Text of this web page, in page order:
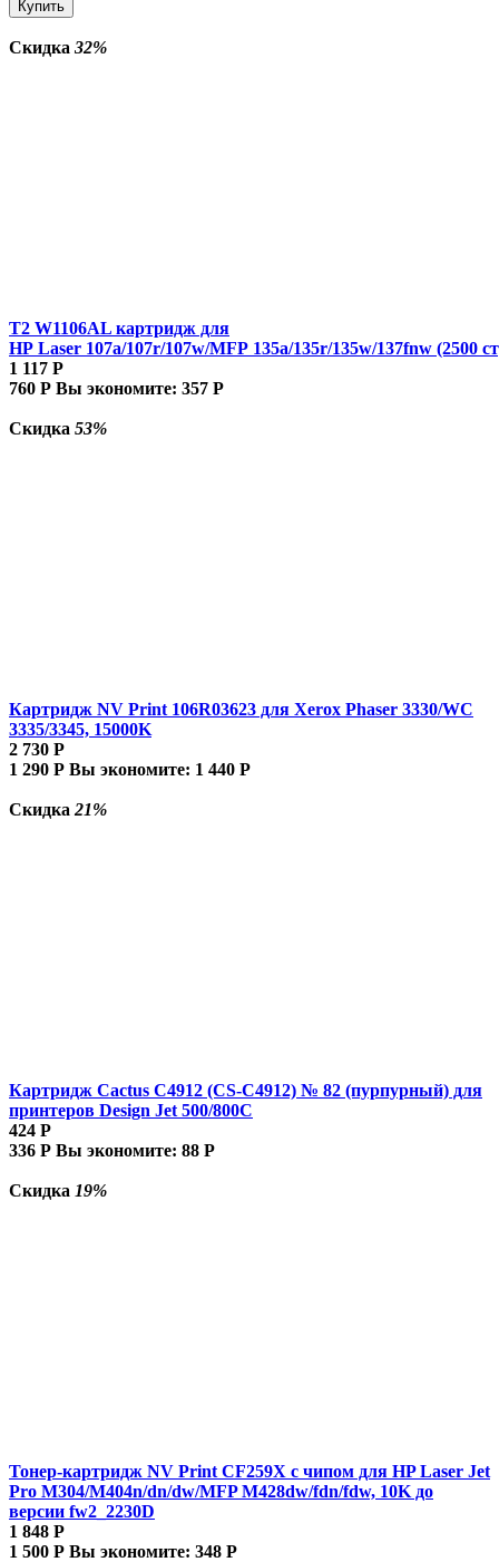
Купить
Скидка 32%
T2 W1106AL картридж для
HP Laser 107a/107r/107w/MFP 135a/135r/135w/137fnw (2500
1 117 Р
760 Р Вы экономите: 357 Р
Скидка 53%
Картридж NV Print 106R03623 для Xerox Phaser 3330/WC
3335/3345, 15000K
2 730 Р
1 290 Р Вы экономите: 1 440 Р
Скидка 21%
Картридж Cactus C4912 (CS-C4912) № 82 (пурпурный) для
принтеров Design Jet 500/800C
424 Р
336 Р Вы экономите: 88 Р
Скидка 19%
Тонер-картридж NV Print CF259X с чипом для HP Laser Jet
Pro M304/M404n/dn/dw/MFP M428dw/fdn/fdw, 10K до
версии fw2_2230D
1 848 Р
1 500 Р Вы экономите: 348 Р